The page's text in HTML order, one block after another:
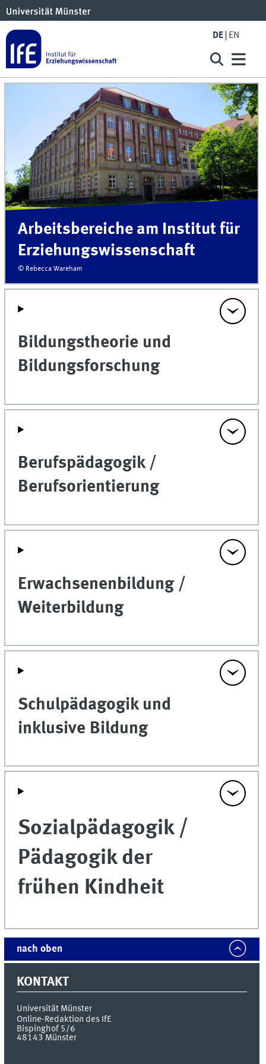
DE EN
Arbeitsbereiche am Institut für
Erziehungs­wissenschaft
© Rebecca Wareham
Bildungstheorie und
Bildungsforschung
Berufspädagogik /
Berufsorientierung
Erwachsenenbildung /
Weiterbildung
Schulpädagogik und
inklusive Bildung
Sozialpädagogik /
Pädagogik der
frühen Kindheit
nach oben
KONTAKT
Universität Münster
Online-Redaktion des IfE
Bispinghof 5/6
48143 Münster